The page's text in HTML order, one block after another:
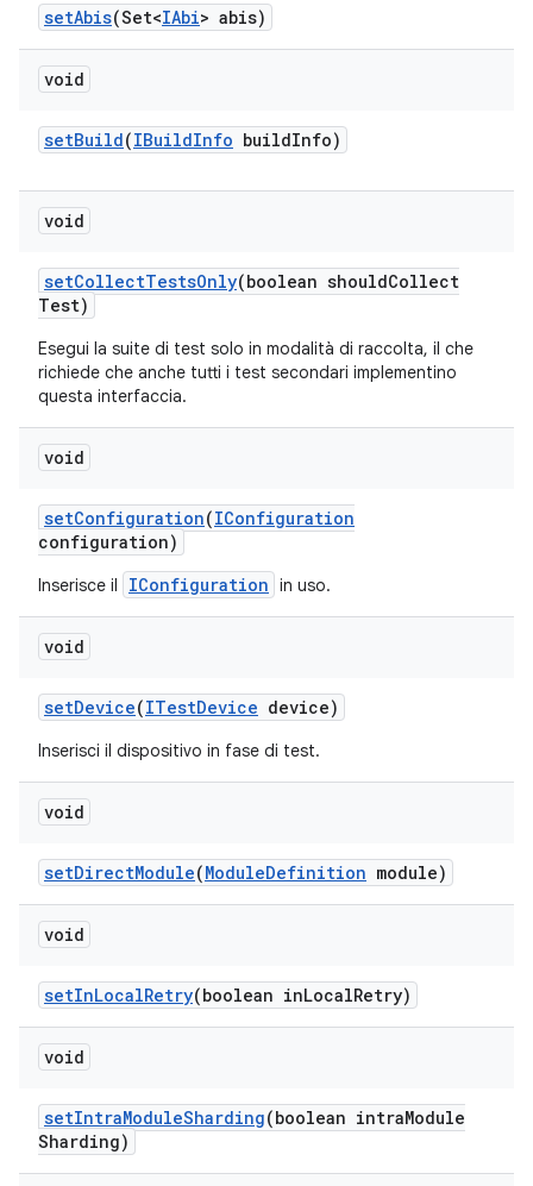
setAbis(Set<IAbi> abis)
void
setBuild(IBuildInfo buildInfo)
void
setCollectTestsOnly(boolean shouldCollect
Test)
Esegui la suite di test solo in modalità di raccolta, il che
richiede che anche tutti i test secondari implementino
questa interfaccia.
void
setConfiguration(IConfiguration
configuration)
Inserisce il IConfiguration in uso.
void
setDevice(ITestDevice device)
Inserisci il dispositivo in fase di test.
void
setDirectModule(ModuleDefinition module)
void
setInLocalRetry(boolean inLocalRetry)
void
setIntraModuleSharding(boolean intraModule
Sharding)